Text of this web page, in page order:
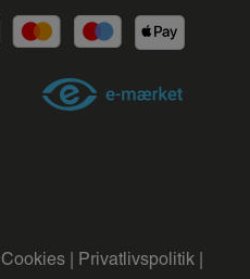
Cookies | Privatlivspolitik |